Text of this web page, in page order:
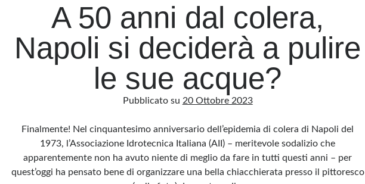
A 50 anni dal colera,
Napoli si deciderà a pulire
le sue acque?
Pubblicato su 20 Ottobre 2023
Finalmente! Nel cinquantesimo anniversario dell’epidemia di colera di Napoli del
1973, l’Associazione Idrotecnica Italiana (AII) – meritevole sodalizio che
apparentemente non ha avuto niente di meglio da fare in tutti questi anni – per
quest’oggi ha pensato bene di organizzare una bella chiacchierata presso il pittoresco